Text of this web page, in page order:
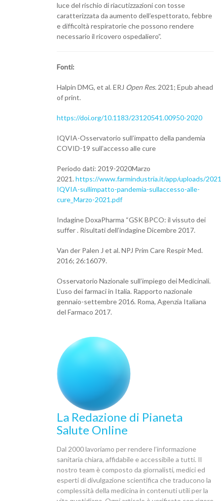
luce del rischio di riacutizzazioni con tosse
caratterizzata da aumento dell’espettorato, febbre
e difficoltà respiratorie che possono rendere
necessario il ricovero ospedaliero”.
Fonti:
Halpin DMG, et al. ERJ Open Res. 2021; Epub ahead
of print.
https://doi.org/10.1183/23120541.00950-2020
IQVIA-Osservatorio sull’impatto della pandemia
COVID-19 sull’accesso alle cure
Periodo dati: 2019-2020Marzo
2021. https://www.farmindustria.it/app/uploads/
IQVIA-sullimpatto-pandemia-sullaccesso-alle-
cure_Marzo-2021.pdf
Indagine DoxaPharma “GSK BPCO: il vissuto dei
suffer . Risultati dell’indagine Dicembre 2017.
Van der Palen J et al. NPJ Prim Care Respir Med.
2016; 26:16079.
Osservatorio Nazionale sull’impiego dei Medicinali.
L’uso dei farmaci in Italia. Rapporto nazionale
gennaio-settembre 2016. Roma, Agenzia Italiana
del Farmaco 2017.
La Redazione di Pianeta
Salute Online
Dal 2000 lavoriamo per rendere l’informazione
sanitaria chiara, affidabile e accessibile a tutti. Il
nostro team è composto da giornalisti, medici ed
esperti di divulgazione scientifica che traducono la
complessità della medicina in contenuti utili per la